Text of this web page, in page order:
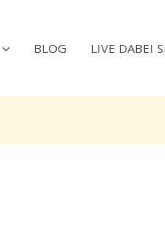
BLOG LIVE DABEI